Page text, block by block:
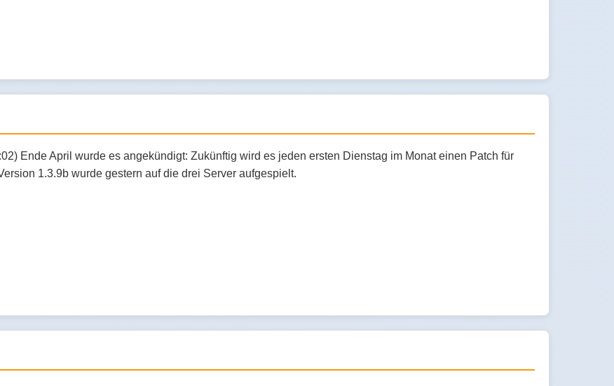
Ende April wurde es angekündigt: Zukünftig wird es jeden ersten Dienstag im Monat einen Patch für
1.3.9b wurde gestern auf die drei Server aufgespielt.